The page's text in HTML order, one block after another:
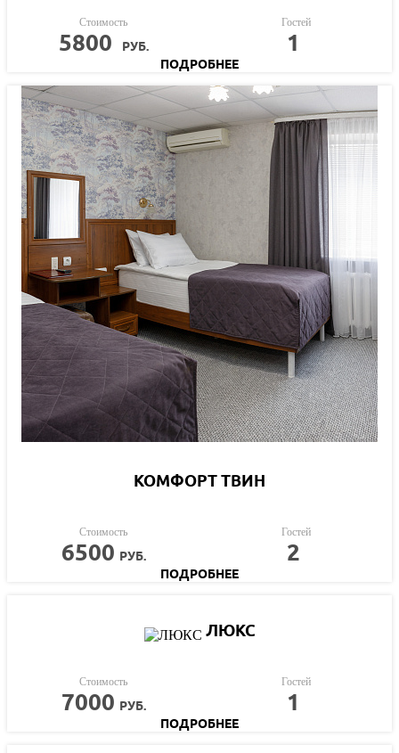
Стоимость
5800 РУБ.
Гостей
1
ПОДРОБНЕЕ
КОМФОРТ ТВИН
Стоимость
6500 РУБ.
Гостей
2
ПОДРОБНЕЕ
ЛЮКС
Стоимость
7000 РУБ.
Гостей
1
ПОДРОБНЕЕ